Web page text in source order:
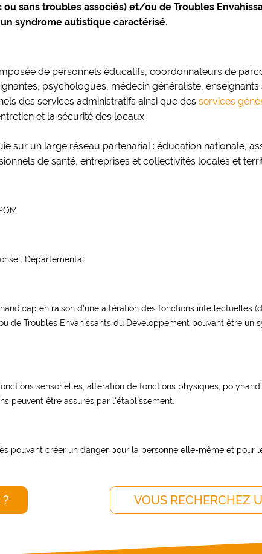
sans troubles associés) et/ou de Troubles
syndrome autistique caractérisé.
de personnels éducatifs, coordonnateurs de
psychologues, médecin généraliste, enseignants
des services administratifs ainsi que des services
et la sécurité des locaux.
sur un large réseau partenarial : éducation nationale,
de santé, entreprises et collectivités locales et
Départemental
en raison d'une altération des fonctions intellectuelles
de Troubles Envahissants du Développement pouvant être un
sensorielles, altération de fonctions physiques,
peuvent être assurés par l'établissement.
pouvant créer un danger pour la personne elle-même et pour
VOUS RECHERCHEZ